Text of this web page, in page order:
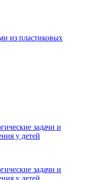
из пластиковых
задачи и
у детей
задачи и